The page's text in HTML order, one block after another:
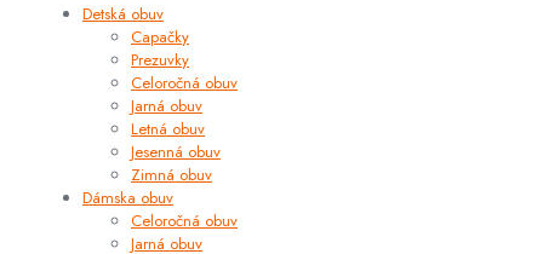
Detská obuv
Capačky
Prezuvky
Celoročná obuv
Jarná obuv
Letná obuv
Jesenná obuv
Zimná obuv
Dámska obuv
Celoročná obuv
Jarná obuv